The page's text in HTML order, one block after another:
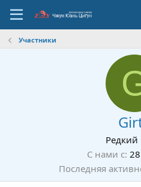
Участники
Редкий
С нами с
Последняя